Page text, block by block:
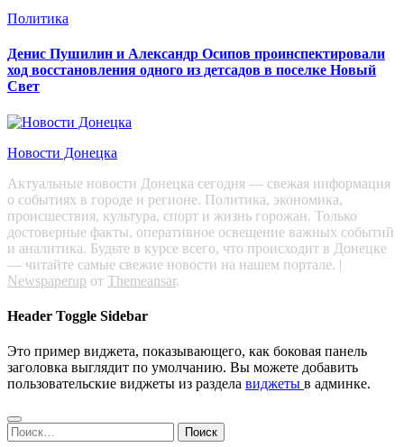
Политика
Денис Пушилин и Александр Осипов проинспектировали
ход восстановления одного из детсадов в поселке Новый
Свет
Новости Донецка
Актуальные новости Донецка сегодня — свежая информация
о событиях в городе и регионе. Политика, экономика,
происшествия, культура, спорт и жизнь горожан. Только
достоверные факты, оперативное освещение важных событий
и аналитика. Будьте в курсе всего, что происходит в Донецке
— читайте самые свежие новости на нашем портале. |
Newspaperup от Themeansar.
Header Toggle Sidebar
Это пример виджета, показывающего, как боковая панель
заголовка выглядит по умолчанию. Вы можете добавить
пользовательские виджеты из раздела виджеты в админке.
Найти: